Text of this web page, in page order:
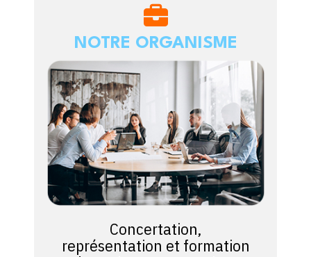
NOTRE ORGANISME
Concertation,
représentation et formation